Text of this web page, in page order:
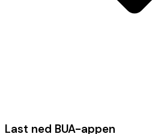
Last ned BUA-appen